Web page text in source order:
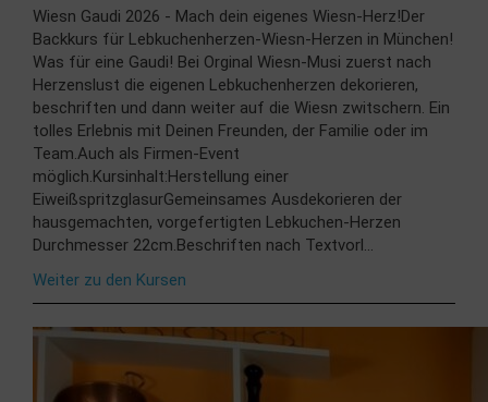
Wiesn Gaudi 2026 - Mach dein eigenes Wiesn-Herz!Der
Backkurs für Lebkuchenherzen-Wiesn-Herzen in München!
Was für eine Gaudi! Bei Orginal Wiesn-Musi zuerst nach
Herzenslust die eigenen Lebkuchenherzen dekorieren,
beschriften und dann weiter auf die Wiesn zwitschern. Ein
tolles Erlebnis mit Deinen Freunden, der Familie oder im
Team.Auch als Firmen-Event
möglich.Kursinhalt:Herstellung einer
EiweißspritzglasurGemeinsames Ausdekorieren der
hausgemachten, vorgefertigten Lebkuchen-Herzen
Durchmesser 22cm.Beschriften nach Textvorl...
Weiter zu den Kursen